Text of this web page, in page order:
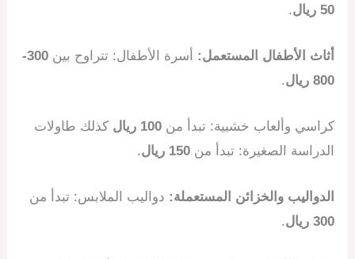
50 ريال
.
أثاث الأطفال المستعمل: أسرة الأطفال: تتراوح بين
300-
800 ريال
.
كراسي وألعاب خشبية: تبدأ من100 ريال
كذلك طاولات
الدراسة الصغيرة: تبدأ من150 ريال .
الدواليب والخزائن المستعملة: دواليب الملابس: تبدأ من
300 ريال
.